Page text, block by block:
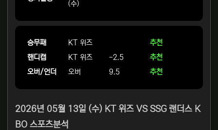
(수)
승무패 KT 위즈
추천
핸디캡
KT 위즈 -2.5
추천
오버/언더
오버 9.5 추천
2026년 05월 13일 (수) KT 위즈 VS SSG 랜더스 K
BO 스포츠분석